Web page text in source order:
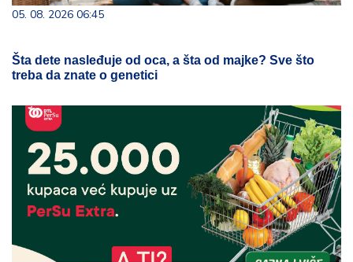
05. 08. 2026 06:45
Šta dete nasleđuje od oca, a šta od majke? Sve što
treba da znate o genetici